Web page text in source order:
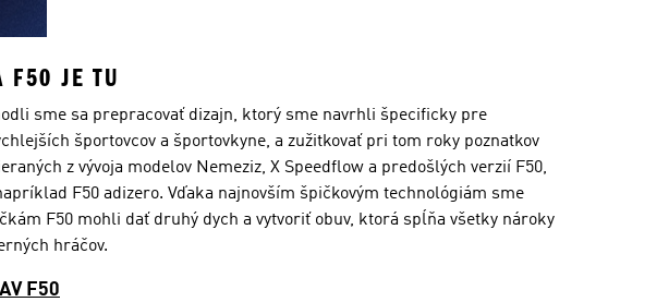
F50 JE TU
sme sa prepracovať dizajn, ktorý sme navrhli špecificky pre
športovcov a športovkyne, a zužitkovať pri tom roky poznatkov
z vývoja modelov Nemeziz, X Speedflow a predošlých verzií F50,
F50 adizero. Vďaka najnovším špičkovým technológiám sme
F50 mohli dať druhý dych a vytvoriť obuv, ktorá spĺňa všetky nároky
hráčov.
F50